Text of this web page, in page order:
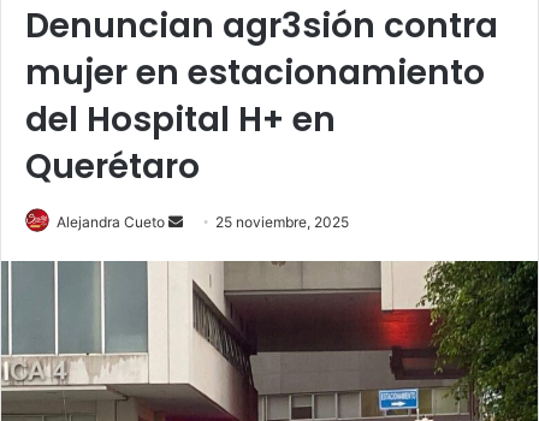
Denuncian agr3sión contra
mujer en estacionamiento
del Hospital H+ en
Querétaro
Alejandra Cueto
Send
email
25 noviembre, 2025